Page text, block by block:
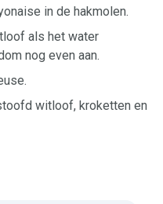
in de hakmolen.
als het water
nog even aan.
witloof, kroketten en